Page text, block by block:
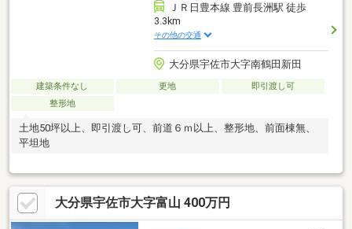
ＪＲ日豊本線 豊前長洲駅 徒歩
3.3km
その他の交通
大分県宇佐市大字南鶴田新田
建築条件なし 更地
即引渡し可
整形地
土地50坪以上、即引渡し可、前道６ｍ以上、整形地、前面棟無、
平坦地
大分県宇佐市大字富山 400万円